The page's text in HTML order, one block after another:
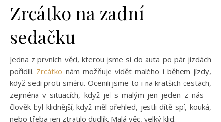
Zrcátko na zadní
sedačku
Jedna z prvních věcí, kterou jsme si do auta po pár jízdách
pořídili. Zrcátko nám možňuje vidět malého i během jízdy,
když sedí proti směru. Ocenili jsme to i na kratších cestách,
zejména v situacích, když jel s malým jen jeden z nás –
člověk byl klidnější, když měl přehled, jestli dítě spí, kouká,
nebo třeba jen ztratilo dudlík. Malá věc, velký klid.